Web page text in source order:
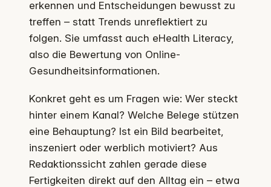
erkennen und Entscheidungen bewusst zu
treffen – statt Trends unreflektiert zu
folgen. Sie umfasst auch eHealth Literacy,
also die Bewertung von Online-
Gesundheitsinformationen.
Konkret geht es um Fragen wie: Wer steckt
hinter einem Kanal? Welche Belege stützen
eine Behauptung? Ist ein Bild bearbeitet,
inszeniert oder werblich motiviert? Aus
Redaktionssicht zahlen gerade diese
Fertigkeiten direkt auf den Alltag ein – etwa